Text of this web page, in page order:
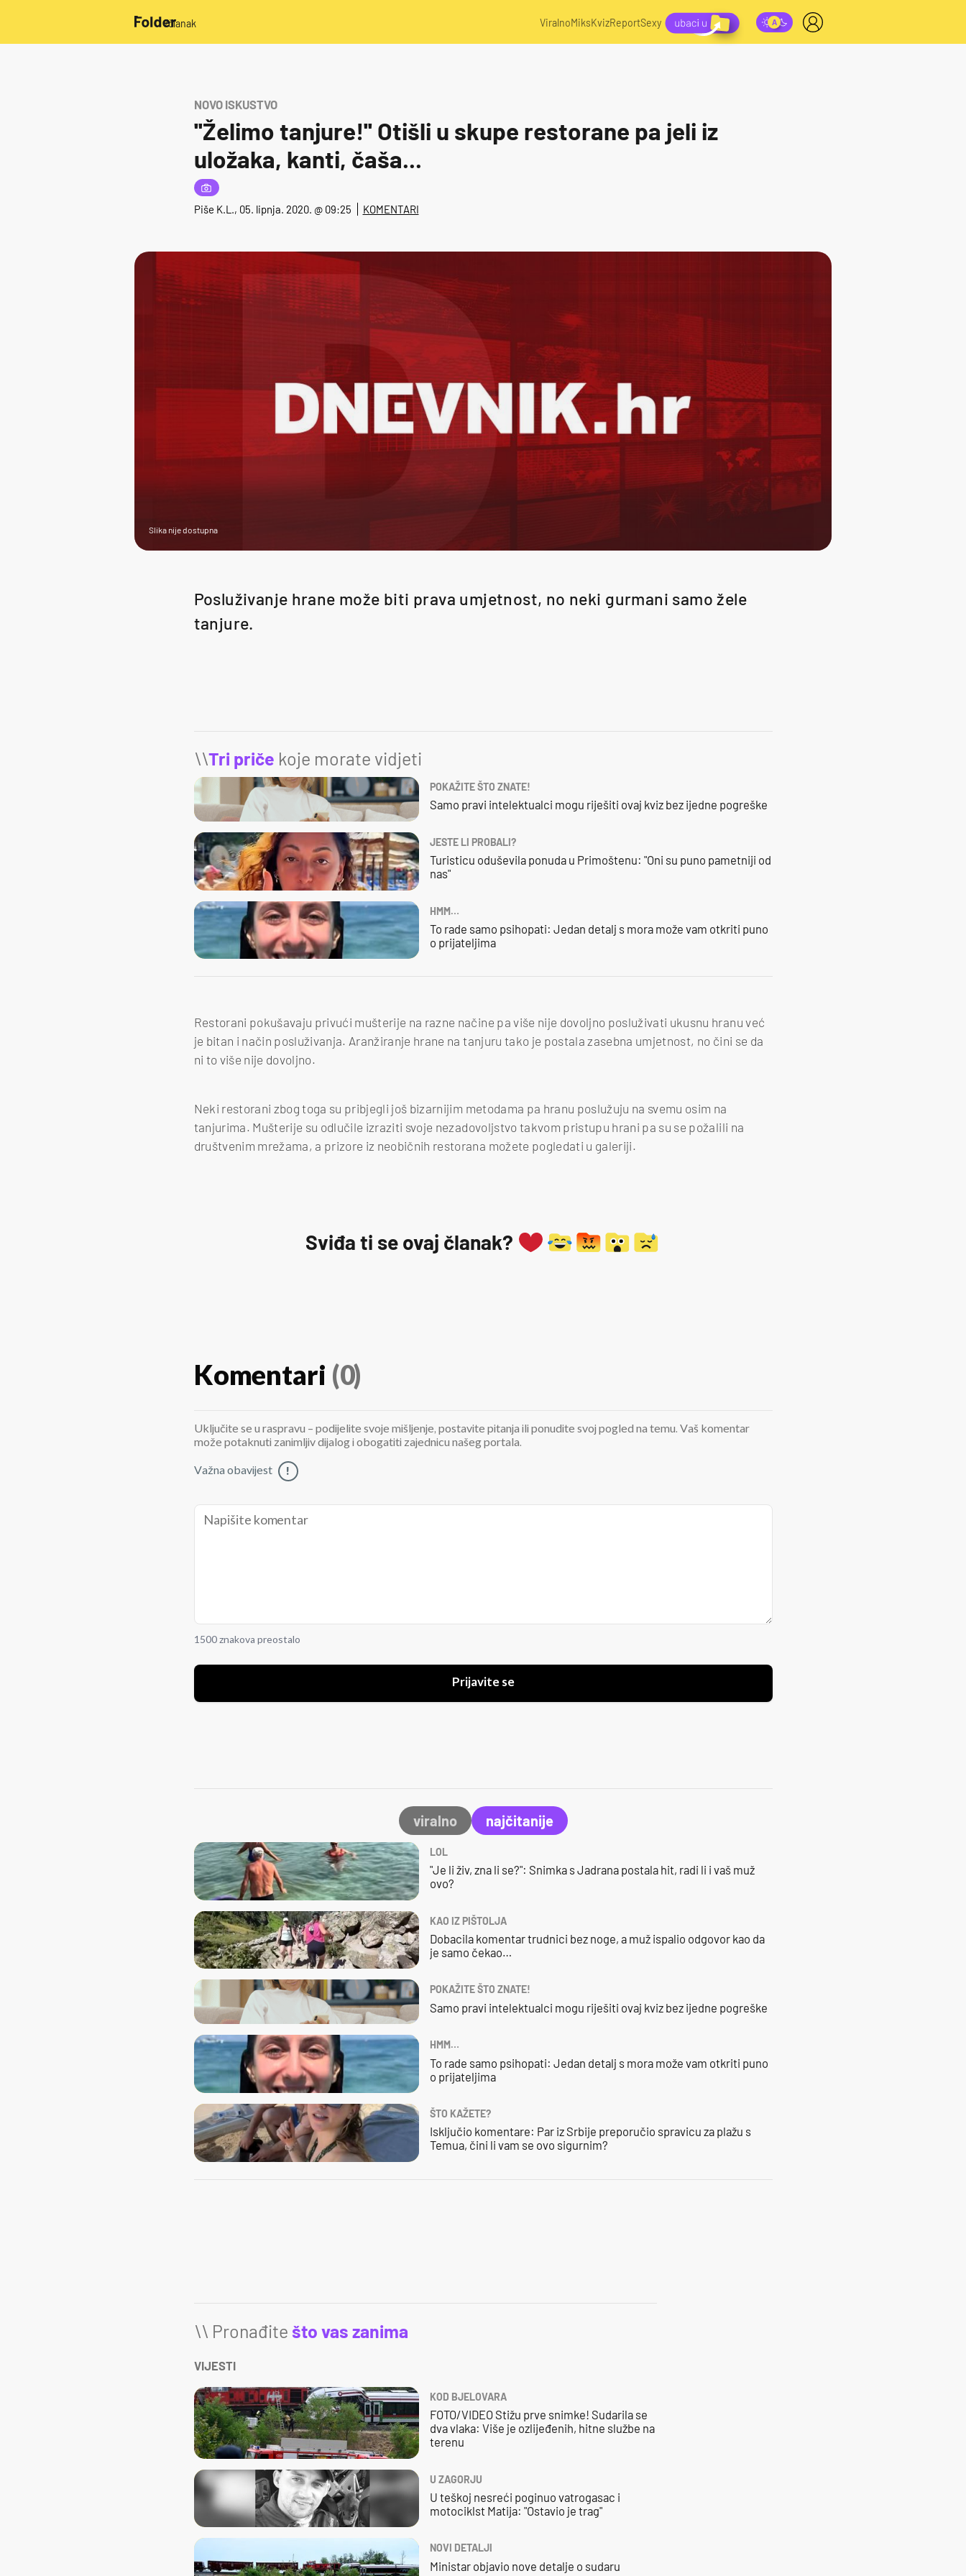
/članak ViralnoMiksKvizReportSexy
NOVO ISKUSTVO
''Želimo tanjure!'' Otišli u skupe restorane pa jeli iz
uložaka, kanti, čaša...
Piše K.L., 05. lipnja. 2020. @ 09:25 KOMENTARI
Slika nije dostupna
Posluživanje hrane može biti prava umjetnost, no neki gurmani samo žele
tanjure.
\\Tri priče koje morate vidjeti
POKAŽITE ŠTO ZNATE!
Samo pravi intelektualci mogu riješiti ovaj kviz bez ijedne pogreške
JESTE LI PROBALI?
Turisticu oduševila ponuda u Primoštenu: "Oni su puno pametniji od
nas"
HMM…
To rade samo psihopati: Jedan detalj s mora može vam otkriti puno
o prijateljima
Restorani pokušavaju privući mušterije na razne načine pa više nije dovoljno posluživati ukusnu hranu već
je bitan i način posluživanja. Aranžiranje hrane na tanjuru tako je postala zasebna umjetnost, no čini se da
ni to više nije dovoljno.
Neki restorani zbog toga su pribjegli još bizarnijim metodama pa hranu poslužuju na svemu osim na
tanjurima. Mušterije su odlučile izraziti svoje nezadovoljstvo takvom pristupu hrani pa su se požalili na
društvenim mrežama, a prizore iz neobičnih restorana možete pogledati u galeriji.
Sviđa ti se ovaj članak?
Komentari (0)
Uključite se u raspravu – podijelite svoje mišljenje, postavite pitanja ili ponudite svoj pogled na temu. Vaš komentar
može potaknuti zanimljiv dijalog i obogatiti zajednicu našeg portala.
Važna obavijest !
1500 znakova preostalo
Prijavite se
viralno najčitanije
LOL
"Je li živ, zna li se?": Snimka s Jadrana postala hit, radi li i vaš muž
ovo?
KAO IZ PIŠTOLJA
Dobacila komentar trudnici bez noge, a muž ispalio odgovor kao da
je samo čekao…
POKAŽITE ŠTO ZNATE!
Samo pravi intelektualci mogu riješiti ovaj kviz bez ijedne pogreške
HMM…
To rade samo psihopati: Jedan detalj s mora može vam otkriti puno
o prijateljima
ŠTO KAŽETE?
Isključio komentare: Par iz Srbije preporučio spravicu za plažu s
Temua, čini li vam se ovo sigurnim?
\\ Pronađite što vas zanima
VIJESTI
KOD BJELOVARA
FOTO/VIDEO Stižu prve snimke! Sudarila se
dva vlaka: Više je ozlijeđenih, hitne službe na
terenu
U ZAGORJU
U teškoj nesreći poginuo vatrogasac i
motociklst Matija: "Ostavio je trag"
NOVI DETALJI
Ministar objavio nove detalje o sudaru